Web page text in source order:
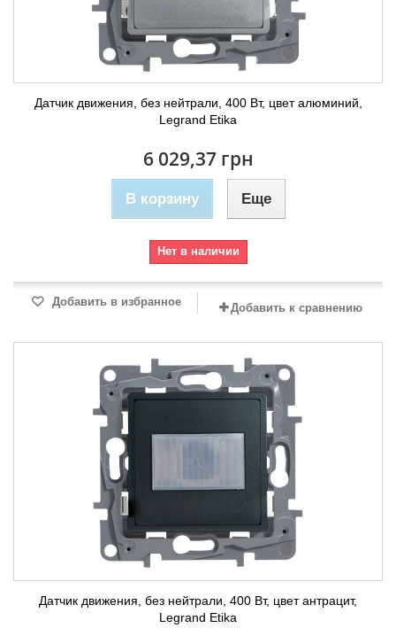
Датчик движения, без нейтрали, 400 Вт, цвет алюминий,
Legrand Etika
6 029,37 грн
В корзину Еще
Нет в наличии
Добавить в избранное Добавить к сравнению
Датчик движения, без нейтрали, 400 Вт, цвет антрацит,
Legrand Etika